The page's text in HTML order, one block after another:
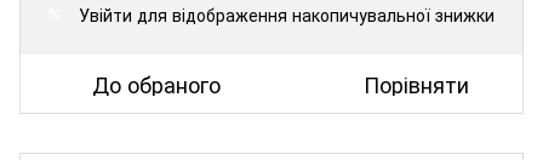
Увійти для відображення накопичувальної знижки
До обраного Порівняти